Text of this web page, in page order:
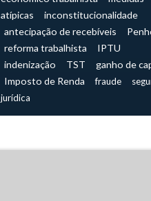
atípicas
inconstitucionalidade
antecipação de recebíveis
reforma trabalhista
IPTU
indenização
TST
ganho de
Imposto de Renda
fraude
jurídica